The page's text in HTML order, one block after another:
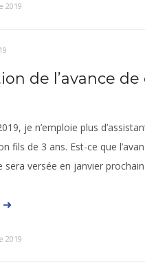
2019
de l’avance
je n’emploie plus
fils de 3 ans. Est-ce que
sera versée en janvier
2019